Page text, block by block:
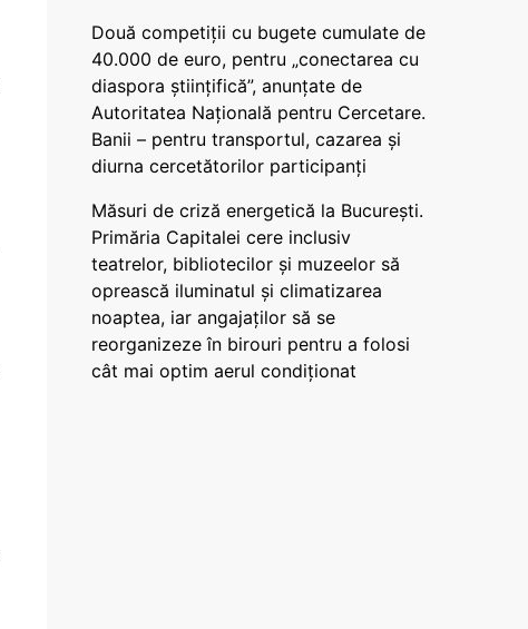
Două competiții cu bugete cumulate de
40.000 de euro, pentru „conectarea cu
diaspora științifică”, anunțate de
Autoritatea Națională pentru Cercetare.
Banii – pentru transportul, cazarea și
diurna cercetătorilor participanți
Măsuri de criză energetică la București.
Primăria Capitalei cere inclusiv
teatrelor, bibliotecilor și muzeelor să
oprească iluminatul și climatizarea
noaptea, iar angajaților să se
reorganizeze în birouri pentru a folosi
cât mai optim aerul condiționat